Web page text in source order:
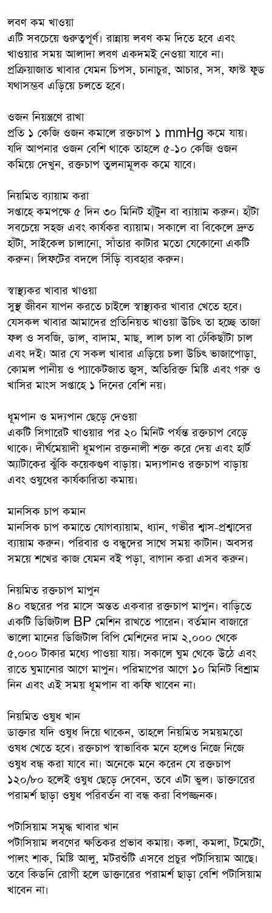
লবণ কম খাওয়া
এটি সবচেয়ে গুরুত্বপূর্ণ। রান্নায় লবণ কম দিতে হবে এবং
খাওয়ার সময় আলাদা লবণ একদমই নেওয়া যাবে না।
প্রক্রিয়াজাত খাবার যেমন চিপস, চানাচুর, আচার, সস, ফাস্ট ফুড
যথাসম্ভব এড়িয়ে চলতে হবে।
ওজন নিয়ন্ত্রণে রাখা
প্রতি ১ কেজি ওজন কমালে রক্তচাপ ১ mmHg কমে যায়।
যদি আপনার ওজন বেশি থাকে তাহলে ৫-১০ কেজি ওজন
কমিয়ে দেখুন, রক্তচাপ তুলনামূলক কমে যাবে।
নিয়মিত ব্যায়াম করা
সপ্তাহে কমপক্ষে ৫ দিন ৩০ মিনিট হাঁটুন বা ব্যায়াম করুন। হাঁটা
সবচেয়ে সহজ এবং কার্যকর ব্যায়াম। সকালে বা বিকেলে দ্রুত
হাঁটা, সাইকেল চালানো, সাঁতার কাটার মতো যেকোনো একটি
করুন। লিফটের বদলে সিঁড়ি ব্যবহার করুন।
স্বাস্থ্যকর খাবার খাওয়া
সুস্থ জীবন যাপন করতে চাইলে স্বাস্থ্যকর খাবার খেতে হবে।
যেসকল খাবার আমাদের প্রতিনিয়ত খাওয়া উচিৎ তা হচ্ছে তাজা
ফল ও সবজি, ডাল, বাদাম, মাছ, লাল চাল বা ঢেঁকিছাঁটা চাল
এবং দই। আর যে সকল খাবার এড়িয়ে চলা উচিৎ ভাজাপোড়া,
কোমল পানীয় ও প্যাকেটজাত জুস, অতিরিক্ত মিষ্টি এবং গরু ও
খাসির মাংস সপ্তাহে ১ দিনের বেশি নয়।
ধূমপান ও মদ্যপান ছেড়ে দেওয়া
একটি সিগারেট খাওয়ার পর ২০ মিনিট পর্যন্ত রক্তচাপ বেড়ে
থাকে। দীর্ঘমেয়াদী ধূমপান রক্তনালী শক্ত করে দেয় এবং হার্ট
অ্যাটাকের ঝুঁকি কয়েকগুণ বাড়ায়। মদ্যপানও রক্তচাপ বাড়ায়
এবং ওষুধের কার্যকারিতা কমায়।
মানসিক চাপ কমান
মানসিক চাপ কমাতে যোগব্যায়াম, ধ্যান, গভীর শ্বাস-প্রশ্বাসের
ব্যায়াম করুন। পরিবার ও বন্ধুদের সাথে সময় কাটান। অবসর
সময়ে শখের কাজ যেমন বই পড়া, বাগান করা এসব করুন।
নিয়মিত রক্তচাপ মাপুন
৪০ বছরের পর মাসে অন্তত একবার রক্তচাপ মাপুন। বাড়িতে
একটি ডিজিটাল BP মেশিন রাখতে পারেন। বর্তমান বাজারে
ভালো মানের ডিজিটাল বিপি মেশিনের দাম ২,০০০ থেকে
৫,০০০ টাকার মধ্যে পাওয়া যায়। সকালে ঘুম থেকে উঠে এবং
রাতে ঘুমানোর আগে মাপুন। পরিমাপের আগে ১০ মিনিট বিশ্রাম
নিন এবং এই সময় ধূমপান বা কফি খাবেন না।
নিয়মিত ওষুধ খান
ডাক্তার যদি ওষুধ দিয়ে থাকেন, তাহলে নিয়মিত সময়মতো
ওষধ খেতে হবে। রক্তচাপ স্বাভাবিক মনে হলেও নিজে নিজে
ওষুধ বন্ধ করা যাবে না। অনেকে মনে করেন যে রক্তচাপ
১২০/৮০ হলেই ওষুধ ছেড়ে দেবেন, তবে এটা ভুল। ডাক্তারের
পরামর্শ ছাড়া ওষুধ পরিবর্তন বা বন্ধ করা বিপজ্জনক।
পটাসিয়াম সমৃদ্ধ খাবার খান
পটাসিয়াম লবণের ক্ষতিকর প্রভাব কমায়। কলা, কমলা, টমেটো,
পালং শাক, মিষ্টি আলু, মটরশুঁটি এসবে প্রচুর পটাসিয়াম আছে।
তবে কিডনি রোগী হলে ডাক্তারের পরামর্শ ছাড়া বেশি পটাসিয়াম
খাবেন না।